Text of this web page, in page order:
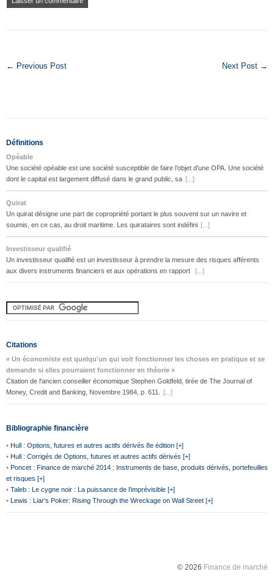
← Previous Post Next Post →
Définitions
Opéable
Une société opéable est une société susceptible de faire l’objet d’une OPA. Une société
dont le capital est largement diffusé dans le grand public, sa [...]
Quirat
Un quirat désigne une part de copropriété portant le plus souvent sur un navire et
soumis, en ce cas, au droit maritime. Les quirataires sont indéfini [...]
Investisseur qualifié
Un investisseur qualifié est un investisseur à prendre la mesure des risques afférents
aux divers instruments financiers et aux opérations en rapport
[...]
Citations
« Un économiste est quelqu'un qui voit fonctionner les choses en pratique et se
demande si elles pourraient fonctionner en théorie »
Citation de l'ancien conseiller économique Stephen Goldfeld, tirée de The Journal of
Money, Credit and Banking, Novembre 1984, p. 611.
[...]
Bibliographie financière
• Hull : Options, futures et autres actifs dérivés 8e édition [+]
• Hull : Corrigés de Options, futures et autres actifs dérivés [+]
• Poncet : Finance de marché 2014 : Instruments de base, produits dérivés, portefeuilles
et risques [+]
• Taleb : Le cygne noir : La puissance de l'imprévisible [+]
• Lewis : Liar's Poker: Rising Through the Wreckage on Wall Street [+]
© 2026 Finance de marché